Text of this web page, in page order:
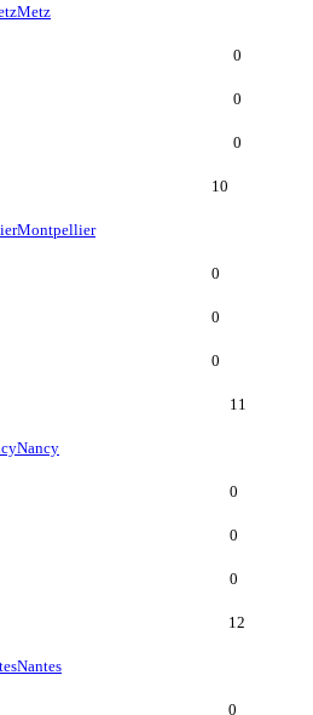
Metz
0
0
0
10
Montpellier
0
0
0
11
Nancy
0
0
0
12
Nantes
0